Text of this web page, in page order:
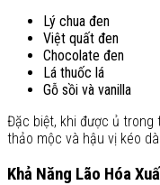
Lý chua đen
Việt quất đen
Chocolate đen
Lá thuốc lá
Gỗ sồi và vanilla
Đặc biệt, khi được ủ trong
thảo mộc và hậu vị kéo
Khả Năng Lão Hóa